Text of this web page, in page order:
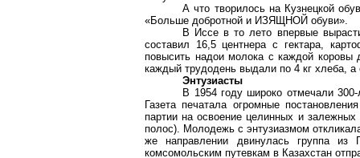
А что творилось на Кузнецкой
«Больше добротной и ИЗЯЩНОЙ обуви».
В Иссе в то лето впервые
составил 16,5 центнера с гектара,
повысить надои молока с каждой коровы
каждый трудодень выдали по 4 кг хлеба,
Энтузиасты
В 1954 году широко отмечали
Газета печатала огромные
партии на освоение целинных и
полос). Молодежь с энтузиазмом
же направлении двинулась группа
комсомольским путевкам в Казахстан